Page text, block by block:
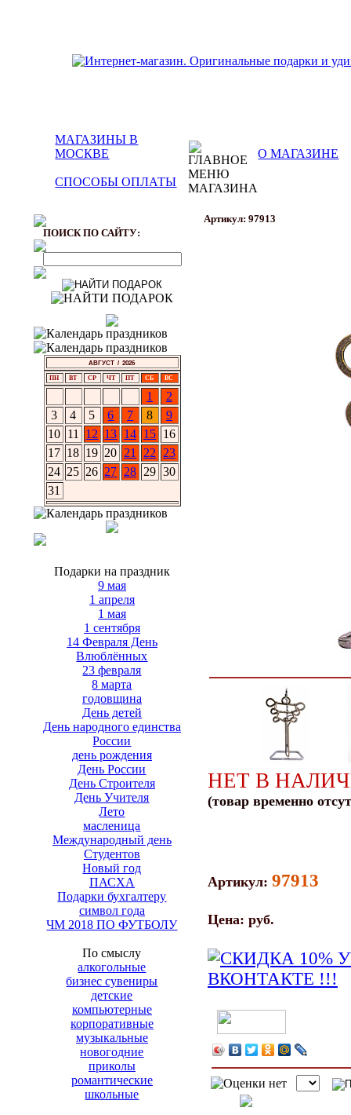
МАГАЗИНЫ В
МОСКВЕ
О МАГАЗИНЕ
СПОСОБЫ ОПЛАТЫ
ПОИСК ПО САЙТУ:
АВГУСТ / 2026
ПН ВТ СР ЧТ ПТ СБ ВС
1
2
3
4 5 6 7 8
9
10 11 12 13 14 15 16
17 18 19 20 21 22
23
24 25 26 27 28 29 30
31
Подарки на праздник
9 мая
1 апреля
1 мая
1 сентября
14 Февраля День
Влюблённых
23 февраля
8 марта
годовщина
День детей
День народного единства
России
день рождения
День России
День Строителя
День Учителя
Лето
масленица
Международный день
Студентов
Новый год
ПАСХА
Подарки бухгалтеру
символ года
ЧМ 2018 ПО ФУТБОЛУ
По смыслу
алкогольные
бизнес сувениры
детские
компьютерные
корпоративные
музыкальные
новогодние
приколы
романтические
школьные
Артикул: 97913
НЕТ В
(товар временно
Артикул: 97913
Цена: руб.